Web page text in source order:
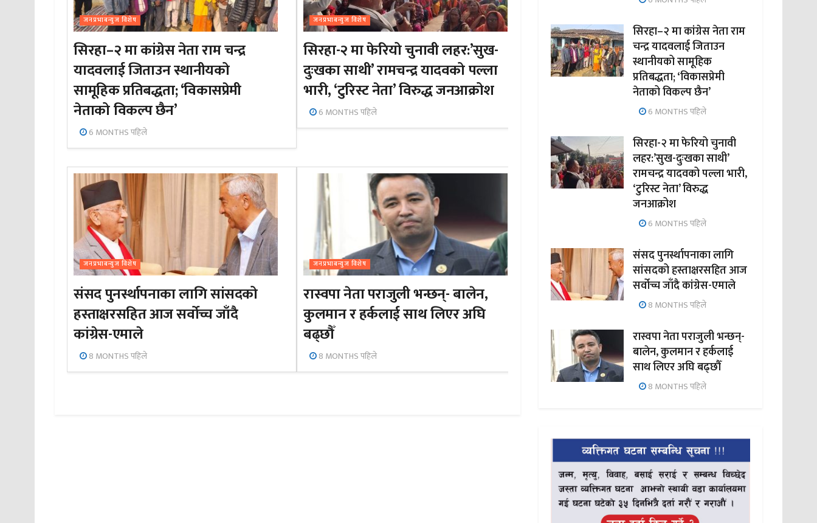
जनप्रभाबन्युज विशेष
सिरहा–२ मा कांग्रेस नेता राम चन्द्र
यादवलाई जिताउन स्थानीयको
सामूहिक प्रतिबद्धता; ‘विकासप्रेमी
नेताको विकल्प छैन’
6 MONTHS पहिले
जनप्रभाबन्युज विशेष
सिरहा-२ मा फेरियो चुनावी लहर:’सुख-
दुःखका साथी’ रामचन्द्र यादवको पल्ला
भारी, ‘टुरिस्ट नेता’ विरुद्ध जनआक्रोश
6 MONTHS पहिले
जनप्रभाबन्युज विशेष
संसद पुनर्स्थापनाका लागि सांसदको
हस्ताक्षरसहित आज सर्वोच्च जाँदै
कांग्रेस-एमाले
8 MONTHS पहिले
जनप्रभाबन्युज विशेष
रास्वपा नेता पराजुली भन्छन्- बालेन,
कुलमान र हर्कलाई साथ लिएर अघि
बढ्छौँ
8 MONTHS पहिले
सिरहा–२ मा कांग्रेस नेता राम
चन्द्र यादवलाई जिताउन
स्थानीयको सामूहिक
प्रतिबद्धता; ‘विकासप्रेमी
नेताको विकल्प छैन’
6 MONTHS पहिले
सिरहा-२ मा फेरियो चुनावी
लहर:’सुख-दुःखका साथी’
रामचन्द्र यादवको पल्ला भारी,
‘टुरिस्ट नेता’ विरुद्ध
जनआक्रोश
6 MONTHS पहिले
संसद पुनर्स्थापनाका लागि
सांसदको हस्ताक्षरसहित आज
सर्वोच्च जाँदै कांग्रेस-एमाले
8 MONTHS पहिले
रास्वपा नेता पराजुली भन्छन्-
बालेन, कुलमान र हर्कलाई
साथ लिएर अघि बढ्छौँ
8 MONTHS पहिले